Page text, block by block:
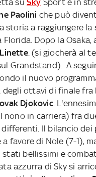
Paolini che può
storia a raggiungere la
Dopo la
Linette. (si giocherà al
Grandstand). A
il nuovo
degli ottavi di finale fra
Djokovic.
nono in carriera) fra
Il bilancio dei
favore di Nole (7-1),
stati bellissimi e
azzurra di Sky si